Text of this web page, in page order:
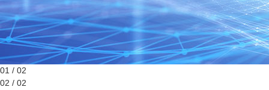
01 / 02
02 / 02